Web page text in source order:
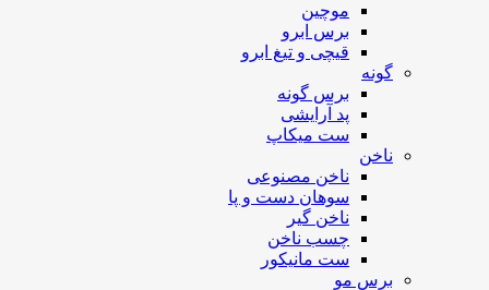
موچین
برس ابرو
قیچی و تیغ ابرو
گونه
برس گونه
پد آرایشی
ست میکاپ
ناخن
ناخن مصنوعی
سوهان دست و پا
ناخن گیر
چسب ناخن
ست مانیکور
برس مو